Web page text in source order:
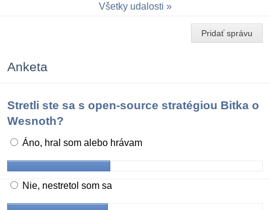
Všetky udalosti
Pridať správu
Anketa
Stretli ste sa s open-source stratégiou Bitka o
Wesnoth?
Áno, hral som alebo hrávam
Nie, nestretol som sa